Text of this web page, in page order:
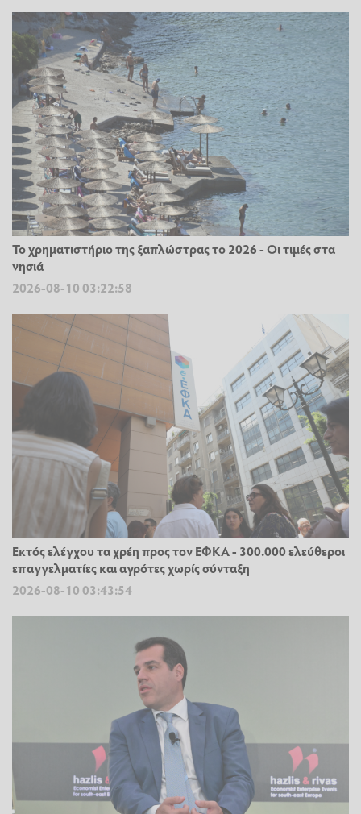
Το χρηματιστήριο της ξαπλώστρας το 2026 - Οι τιμές στα
νησιά
2026-08-10 03:22:58
Εκτός ελέγχου τα χρέη προς τον ΕΦΚΑ - 300.000 ελεύθεροι
επαγγελματίες και αγρότες χωρίς σύνταξη
2026-08-10 03:43:54